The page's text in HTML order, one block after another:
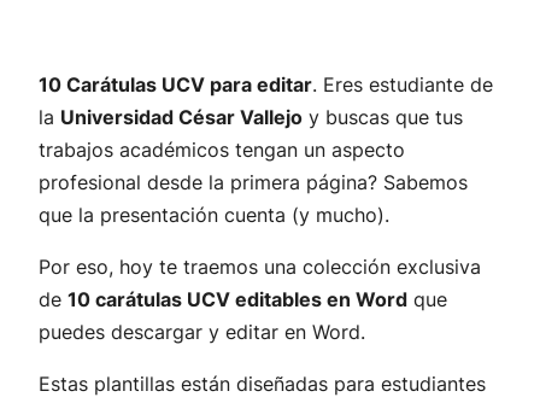
10 Carátulas UCV para editar. Eres estudiante de
la Universidad César Vallejo y buscas que tus
trabajos académicos tengan un aspecto
profesional desde la primera página? Sabemos
que la presentación cuenta (y mucho).
Por eso, hoy te traemos una colección exclusiva
de 10 carátulas UCV editables en Word que
puedes descargar y editar en Word.
Estas plantillas están diseñadas para estudiantes